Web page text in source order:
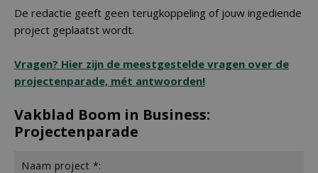
De redactie geeft geen terugkoppeling of jouw ingediende
project geplaatst wordt.
Vragen? Hier zijn de meestgestelde vragen over de
projectenparade, mét antwoorden!
Vakblad Boom in Business:
Projectenparade
Naam project *: